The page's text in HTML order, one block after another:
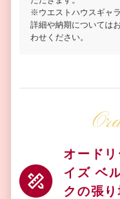
※ウエストハウスギャ
詳細や納期については
わせください。
オード
イズ ベ
クの張